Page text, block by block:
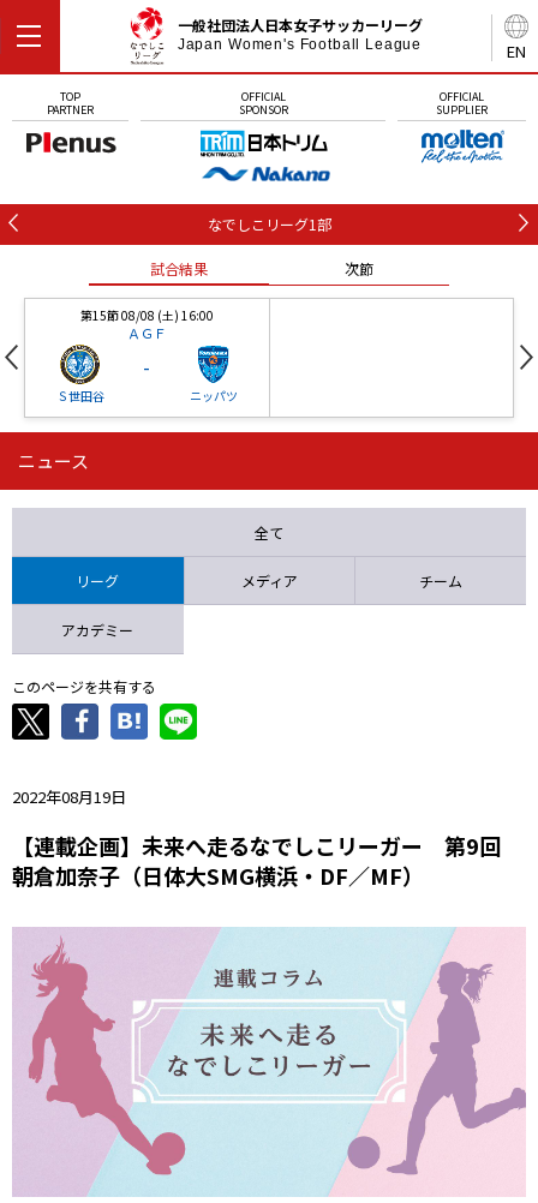
EN
一般社団法人日本女子サッカーリーグ
Japan Women's Football League
TOP
PARTNER
OFFICIAL
SPONSOR
OFFICIAL
SUPPLIER
なでしこリーグ1部
試合結果 次節
第15節 08/08 (土) 16:00
ＡＧＦ
Ｓ世田谷
-
ニッパツ
第16節 09/05 (土) 15:00
ニッパツ 石人の星
ニュース
全て
リーグ メディア チーム
アカデミー
このページを共有する
2022年08月19日
【連載企画】未来へ走るなでしこリーガー 第9回
朝倉加奈子（日体大SMG横浜・DF／MF）